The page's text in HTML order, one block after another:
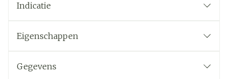
Indicatie
Eigenschappen
Gegevens